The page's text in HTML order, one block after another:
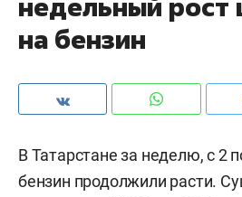
недельный рост
на бензин
В Татарстане за неделю, с 2
бензин продолжили расти.